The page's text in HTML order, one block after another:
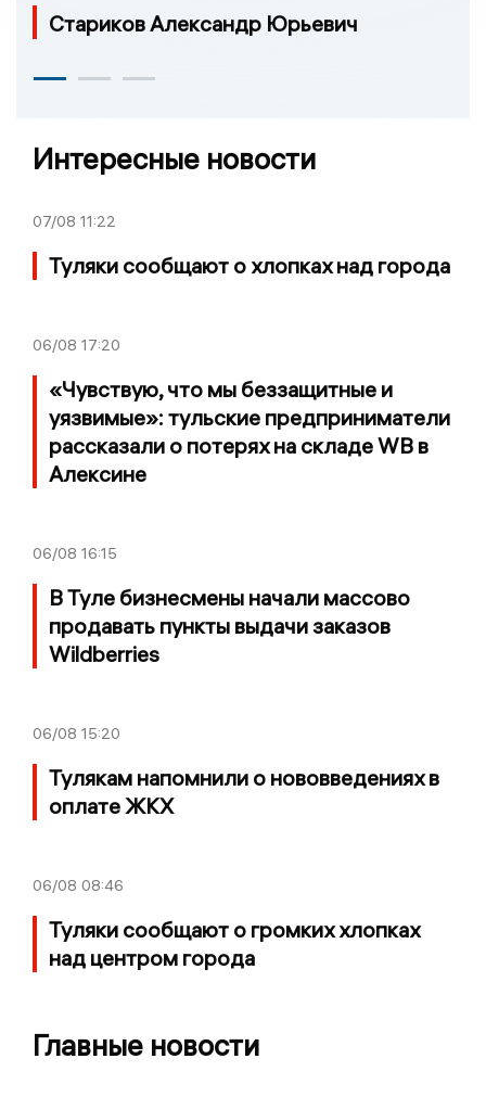
Стариков Александр Юрьевич
Интересные новости
07/08 11:22
Туляки сообщают о хлопках над города
06/08 17:20
«Чувствую, что мы беззащитные и
уязвимые»: тульские предприниматели
рассказали о потерях на складе WB в
Алексине
06/08 16:15
В Туле бизнесмены начали массово
продавать пункты выдачи заказов
Wildberries
06/08 15:20
Тулякам напомнили о нововведениях в
оплате ЖКХ
06/08 08:46
Туляки сообщают о громких хлопках
над центром города
Главные новости